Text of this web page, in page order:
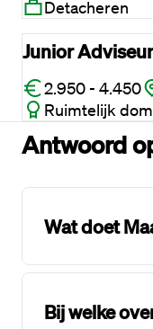
Detacheren
Junior
2.950 - 4.450
Ruimtelijk
Antwoord
Wat doet
Bij welke